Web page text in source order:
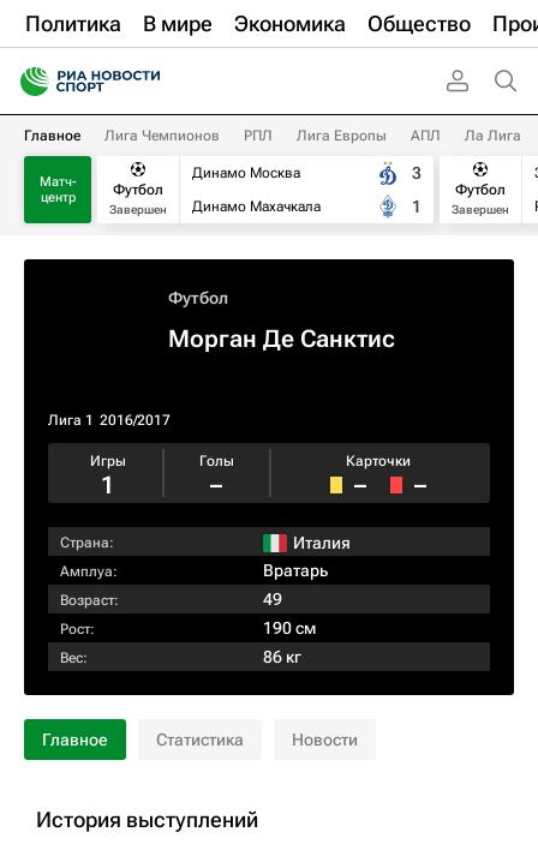
Политика В мире Экономика Общество
Главное Лига Чемпионов РПЛ Лига Европы АПЛ Ла Лига
Матч-
центр
Футбол
Завершен
Динамо Москва
Динамо Махачкала
3
1
Футбол
Завершен
Футбол
Морган Де Санктис
Лига 1 2016/2017
Игры
1
Голы
–
Карточки
– –
Страна: Италия
Амплуа: Вратарь
Возраст: 49
Рост: 190 см
Вес: 86 кг
Главное Статистика Новости
История выступлений